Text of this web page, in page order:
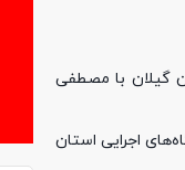
گیلان با مصطفی
اجرایی استان